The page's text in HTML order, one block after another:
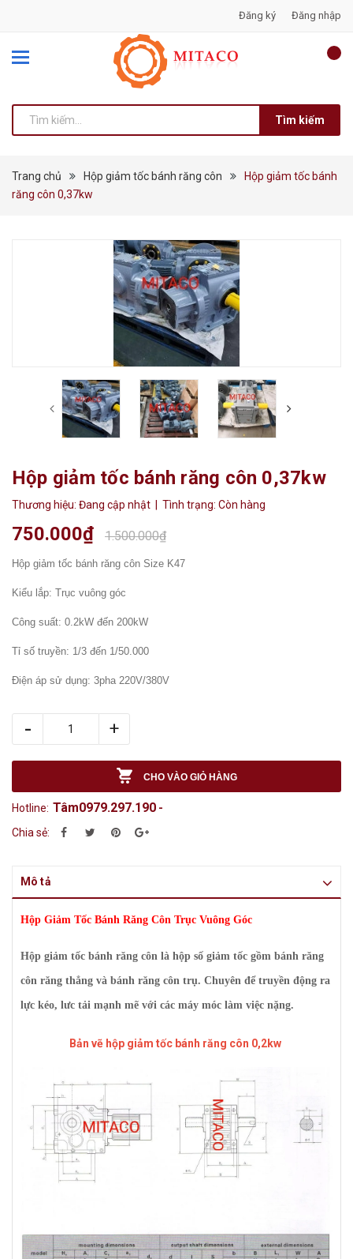
Đăng ký Đăng nhập
Tìm kiếm
Trang chủ Hộp giảm tốc bánh răng côn
Hộp giảm tốc bánh
răng côn 0,37kw
Hộp giảm tốc bánh răng côn 0,37kw
Thương hiệu: Đang cập nhật | Tình trạng: Còn hàng
750.000₫ 1.500.000₫
Hộp giảm tốc bánh răng côn Size K47
Kiểu lắp: Trục vuông góc
Công suất: 0.2kW đến 200kW
Tỉ số truyền: 1/3 đến 1/50.000
Điện áp sử dụng: 3pha 220V/380V
- +
CHO VÀO GIỎ HÀNG
Hotline: Tâm0979.297.190 -
Chia sẻ:
Mô tả
Hộp Giảm Tốc Bánh Răng Côn Trục Vuông Góc
Hộp giảm tốc bánh răng côn là hộp số giảm tốc gồm bánh răng
côn răng thẳng và bánh răng côn trụ. Chuyên để truyền động ra
lực kéo, lưc tải mạnh mẽ với các máy móc làm việc nặng.
Bản vẽ hộp giảm tốc bánh răng côn 0,2kw